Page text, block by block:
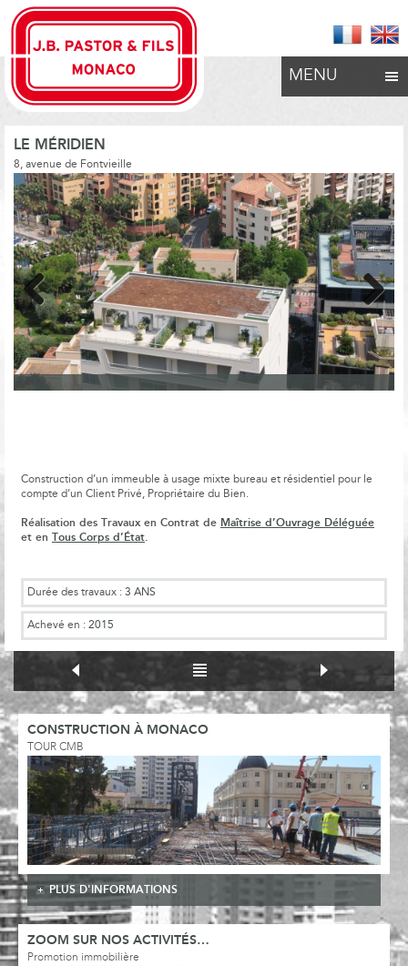
MENU
LE MÉRIDIEN
8, avenue de Fontvieille
Previous Next
Construction d’un immeuble à usage mixte bureau et résidentiel pour le
compte d’un Client Privé, Propriétaire du Bien.
Réalisation des Travaux en Contrat de Maîtrise d’Ouvrage Déléguée
et en Tous Corps d’État
Durée des travaux : 3 ANS
Achevé en : 2015
CONSTRUCTION À MONACO
TOUR CMB
PLUS D'INFORMATIONS
ZOOM SUR NOS ACTIVITÉS…
Promotion immobilière